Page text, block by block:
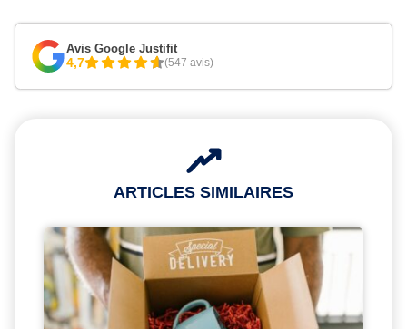
Avis Google Justifit
4,7 (547 avis)
ARTICLES SIMILAIRES